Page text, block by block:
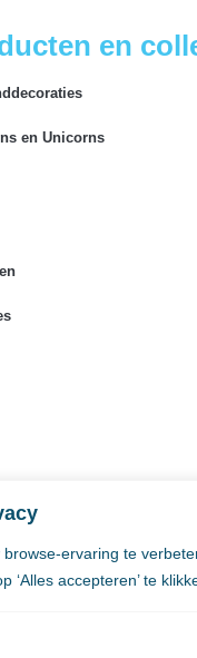
ervaring te
‘Alles accepteren’ te
en
en Unicorns